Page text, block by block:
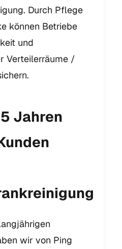
Durch Pflege
können Betriebe
und
Verteilerräume /
Jahren
wir von Ping